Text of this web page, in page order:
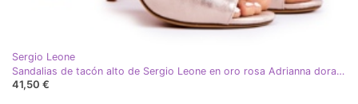
Sergio Leone
Sandalias de tacón alto de Sergio Leone en oro rosa Adrianna dorado
41,50 €